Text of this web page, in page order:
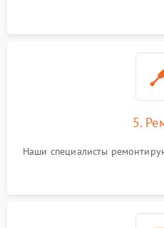
5.
Наши специалисты